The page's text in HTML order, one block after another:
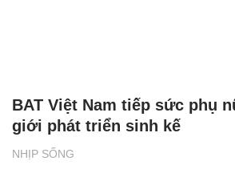
NHỊP SỐNG
BAT Việt Nam tiếp sức phụ
giới phát triển sinh kế